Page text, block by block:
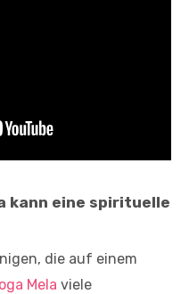
kann eine spirituelle
die auf einem
Mela viele